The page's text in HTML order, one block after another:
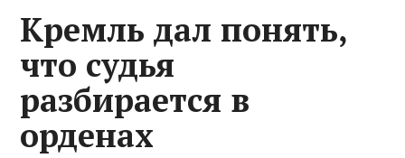
Кремль дал понять,
что судья
разбирается в
орденах